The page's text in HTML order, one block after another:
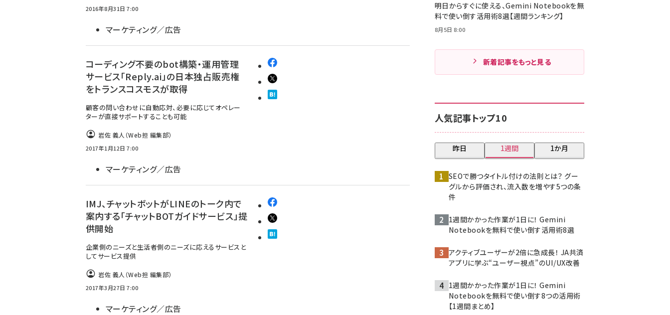
2016年8月31日 7:00
マーケティング／広告
コーディング不要のbot構築・運用管理
サービス「Reply.ai」の日本独占販売権
をトランスコスモスが取得
顧客の問い合わせに自動応対、必要に応じてオペレー
ターが直接サポートすることも可能
岩佐 義人（Web担 編集部）
2017年1月12日 7:00
マーケティング／広告
IMJ、チャットボットがLINEのトーク内で
案内する「チャットBOTガイドサービス」提
供開始
企業側のニーズと生活者側のニーズに応えるサービスと
してサービス提供
岩佐 義人（Web担 編集部）
2017年3月27日 7:00
マーケティング／広告
明日からすぐに使える、Gemini Notebookを無
料で使い倒す活用術8選【週間ランキング】
8月5日 8:00
新着記事をもっと見る
人気記事トップ10
昨日 1週間 1か月
SEOで勝つタイトル付けの法則とは？ グー
グルから評価され、流入数を増やす5つの条
件
1週間かかった作業が1日に！ Gemini
Notebookを無料で使い倒す活用術8選
アクティブユーザーが2倍に急成長！ JA共済
アプリに学ぶ“ユーザー視点”のUI/UX改善
1週間かかった作業が1日に！ Gemini
Notebookを無料で使い倒す8つの活用術
【1週間まとめ】